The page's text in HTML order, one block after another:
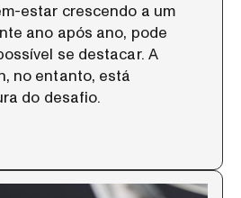
estar crescendo a um
ano após ano, pode
se destacar. A
no entanto, está
do desafio.